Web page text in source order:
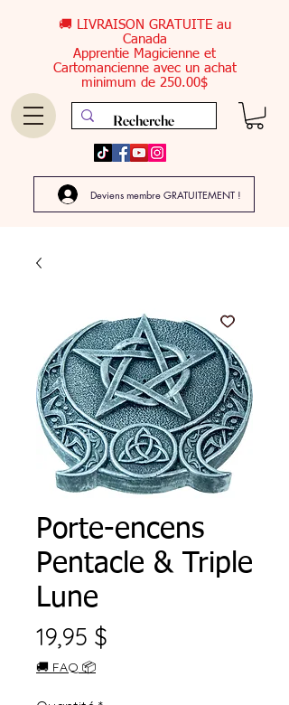
🚚 LIVRAISON GRATUITE au
Canada
Apprentie Magicienne et
Cartomancienne avec un achat
minimum de 250.00$
Deviens membre GRATUITEMENT !
Porte-encens
Pentacle & Triple
Lune
19,95 $
🚚 FAQ 📦